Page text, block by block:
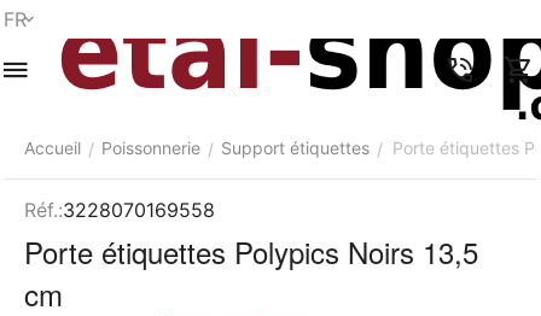
FR
Accueil / Poissonnerie / Support étiquettes / Porte étiquettes
Réf.:3228070169558
Porte étiquettes Polypics Noirs 13,5
cm
Menu Recherche
rapide
Panier Liste de
souhaits
Comparer Compte